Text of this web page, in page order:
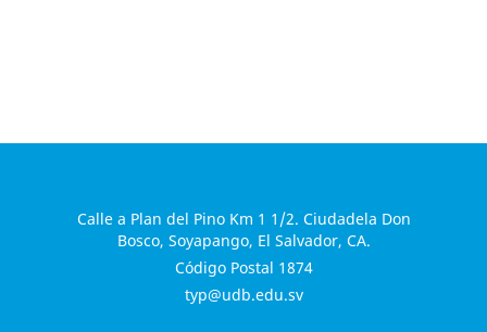
Calle a Plan del Pino Km 1 1/2. Ciudadela Don
Bosco, Soyapango, El Salvador, CA.
Código Postal 1874
typ@udb.edu.sv